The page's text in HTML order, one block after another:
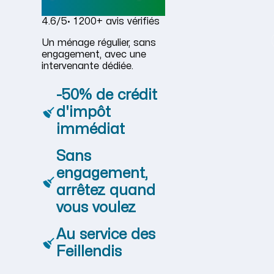
4.6/5· 1 200+ avis vérifiés
Un ménage régulier, sans
engagement, avec une
intervenante dédiée.
-50% de crédit
d'impôt
immédiat
Sans
engagement,
arrêtez quand
vous voulez
Au service des
Feillendis